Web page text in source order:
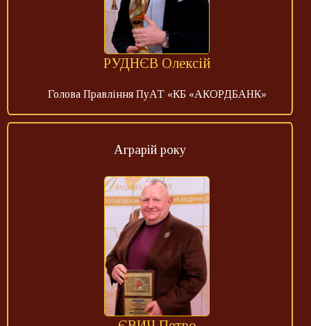
РУДНЄВ Олексій
Голова Правління ПуАТ «КБ «АКОРДБАНК»
Аграрій року